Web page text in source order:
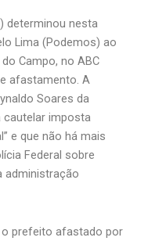
determinou nesta
Lima (Podemos) ao
Campo, no ABC
afastamento. A
Soares da
cautelar imposta
e que não há mais
Federal sobre
administração
prefeito afastado por